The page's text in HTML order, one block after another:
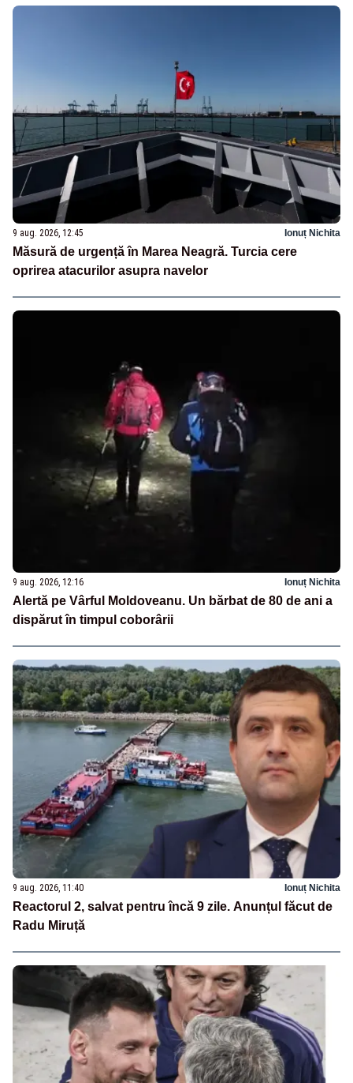
9 aug. 2026, 12:45 Ionuț Nichita
Măsură de urgență în Marea Neagră. Turcia cere
oprirea atacurilor asupra navelor
9 aug. 2026, 12:16 Ionuț Nichita
Alertă pe Vârful Moldoveanu. Un bărbat de 80 de ani a
dispărut în timpul coborârii
9 aug. 2026, 11:40 Ionuț Nichita
Reactorul 2, salvat pentru încă 9 zile. Anunțul făcut de
Radu Miruță